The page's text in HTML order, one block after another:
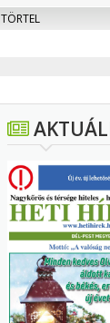
TÖRTEL